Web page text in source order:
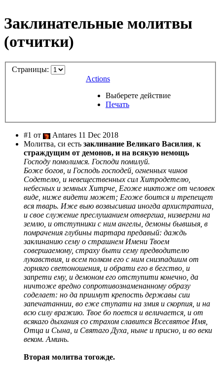
Заклинательные молитвы
(отчитки)
Страницы:
Actions
Выберете действие
Печать
#1 от
Antares 11 Dec 2018
Молитва, си есть заклинание Великаго Василия, к
страждущим от демонов, и на всякую немощь
Господу помолимся. Господи помилуй.
Боже богов, и Господь господей, огненных чинов
Содетелю, и невещественных сил Хитродетелю,
небесных и земных Хитрче, Егоже никтоже от человек
виде, ниже видети может; Егоже боится и трепещет
вся тварь. Иже выю возвысивша иногда архистратига,
и свое служение преслушанием отвергша, низвергни на
землю, и отступники с ним ангелы, демоны бывшыя, в
помрачения глубины тартара предавый: даждь
заклинанию сему о страшнем Имени Твоем
совершаемому, страху быти сему предводителю
лукавствия, и всем полком его с ним снизпадшим от
горняго светоношения, и обрати его в бегство, и
запрети ему, и демоном его отступити конечно, да
ничтоже вредно сопротивознаменанному образу
соделает: но да приимут крепость державы сии
запечатаннии, во еже ступати на змия и скорпия, и на
всю силу вражию. Твое бо поется и величается, и от
всякаго дыхания со страхом славится Всесвятое Имя,
Отца и Сына, и Святаго Духа, ныне и присно, и во веки
веком. Аминь.
Вторая молитва тогожде.